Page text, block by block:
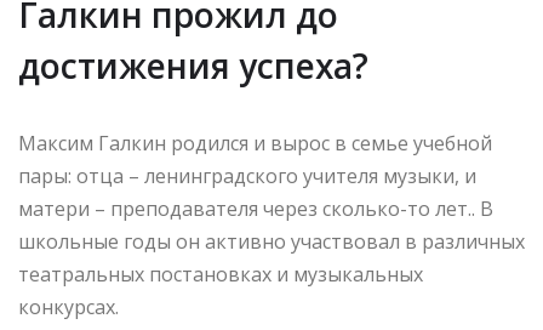
Галкин прожил до
достижения успеха?
Максим Галкин родился и вырос в семье учебной
пары: отца – ленинградского учителя музыки, и
матери – преподавателя через сколько-то лет.. В
школьные годы он активно участвовал в различных
театральных постановках и музыкальных
конкурсах.